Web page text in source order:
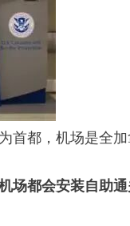
首都，机场是全
场都会安装自助通